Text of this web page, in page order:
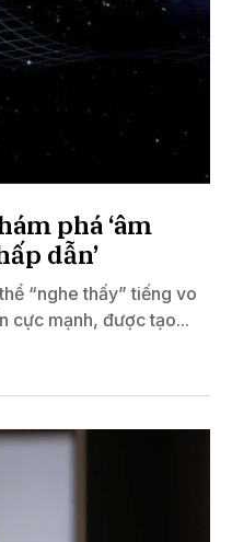
phá ‘âm
dẫn’
“nghe thấy” tiếng vo
cực mạnh, được tạo...